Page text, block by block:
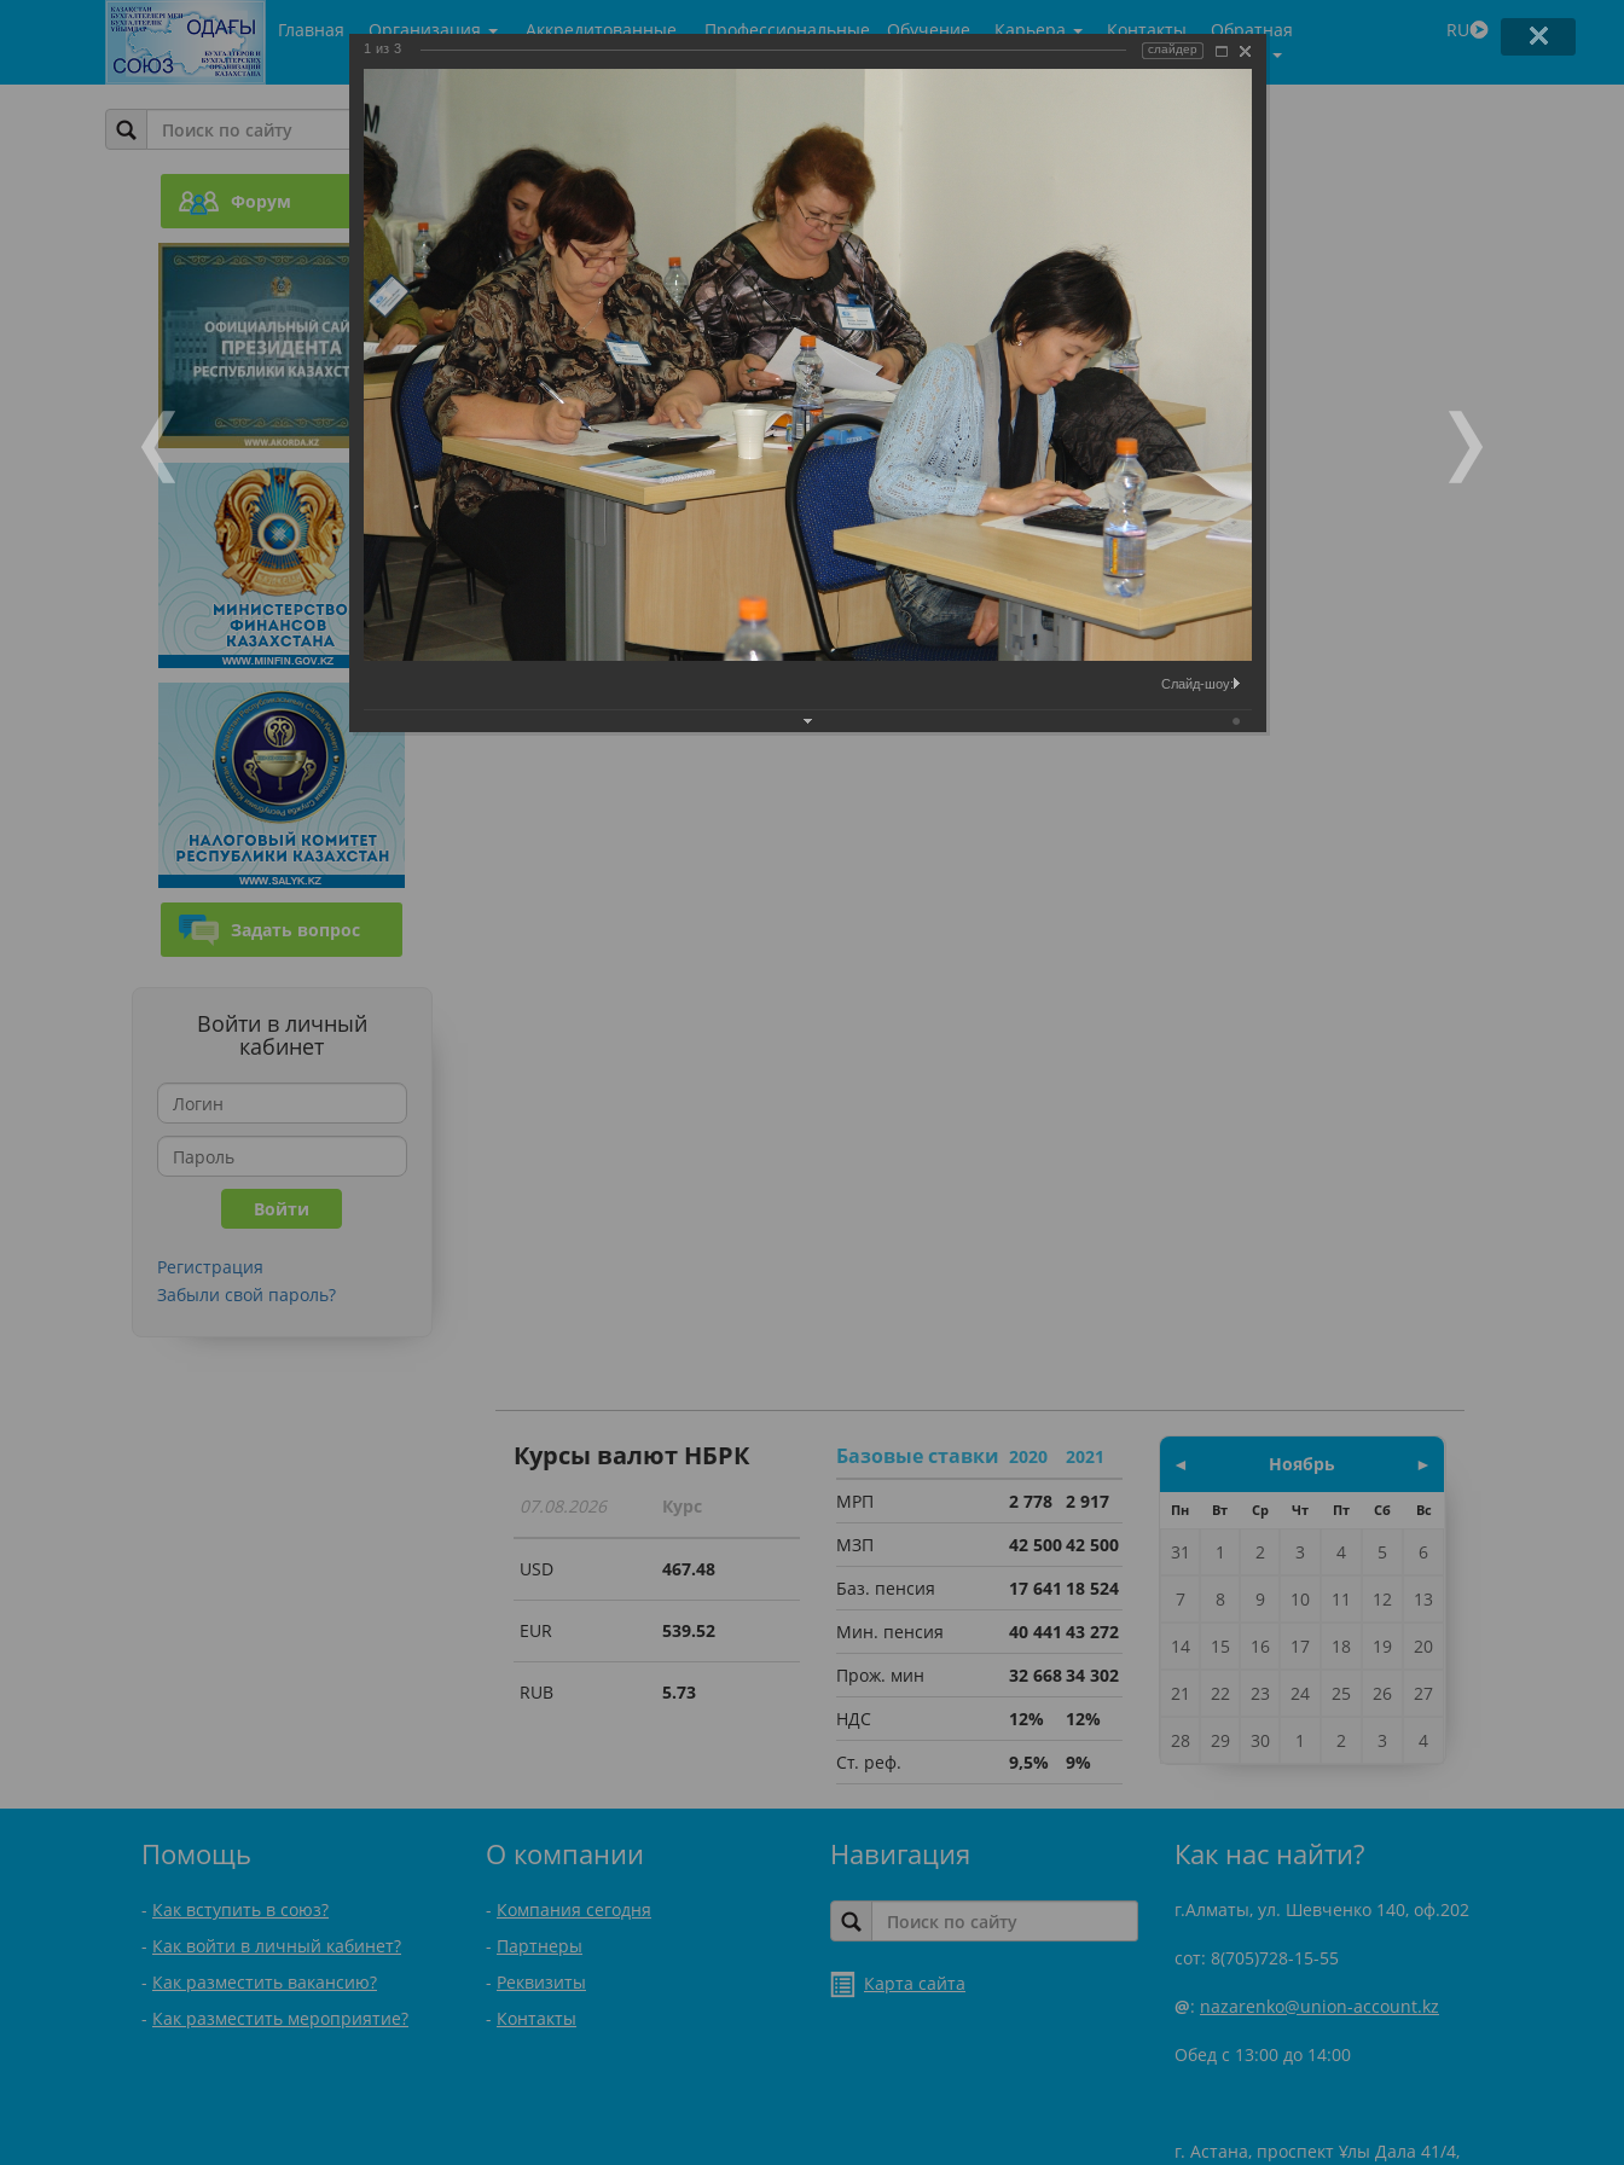
Главная Организация
Аккредитованные
центры
Профессиональные
бухгалтеры
Обучение Карьера Контакты
Обратная
связь
RU
Форум
Задать вопрос
Войти в личный
кабинет
Регистрация
Забыли свой пароль?
ГроссБух
Курсы валют НБРК
07.08.2026 Курс
USD 467.48
EUR 539.52
RUB 5.73
Базовые ставки 2020
2021
МРП
2 778 2 917
МЗП
42 50042 500
Баз. пенсия
17 641 18 524
Мин. пенсия
40 441 43 272
Прож. мин
32 66834 302
НДС
12%
12%
Ст. реф.
9,5% 9%
◄ ►
Ноябрь
Пн Вт Ср Чт Пт Сб Вс
31 1 2 3 4 5 6
7 8 9 10 11 12 13
14 15 16 17 18 19 20
21 22 23 24 25 26 27
28 29 30 1 2 3 4
Помощь
Как вступить в союз?
Как войти в личный кабинет?
Как разместить вакансию?
Как разместить мероприятие?
О компании
Компания сегодня
Партнеры
Реквизиты
Контакты
Навигация
Карта сайта
Как нас найти?
г.Алматы, ул. Шевченко 140, оф.202
сот: 8(705)728-15-55
@: nazarenko@union-account.kz
Обед с 13:00 до 14:00
г. Астана, проспект Ұлы Дала 41/4,
1 из 3 слайдер
Слайд-шоу: